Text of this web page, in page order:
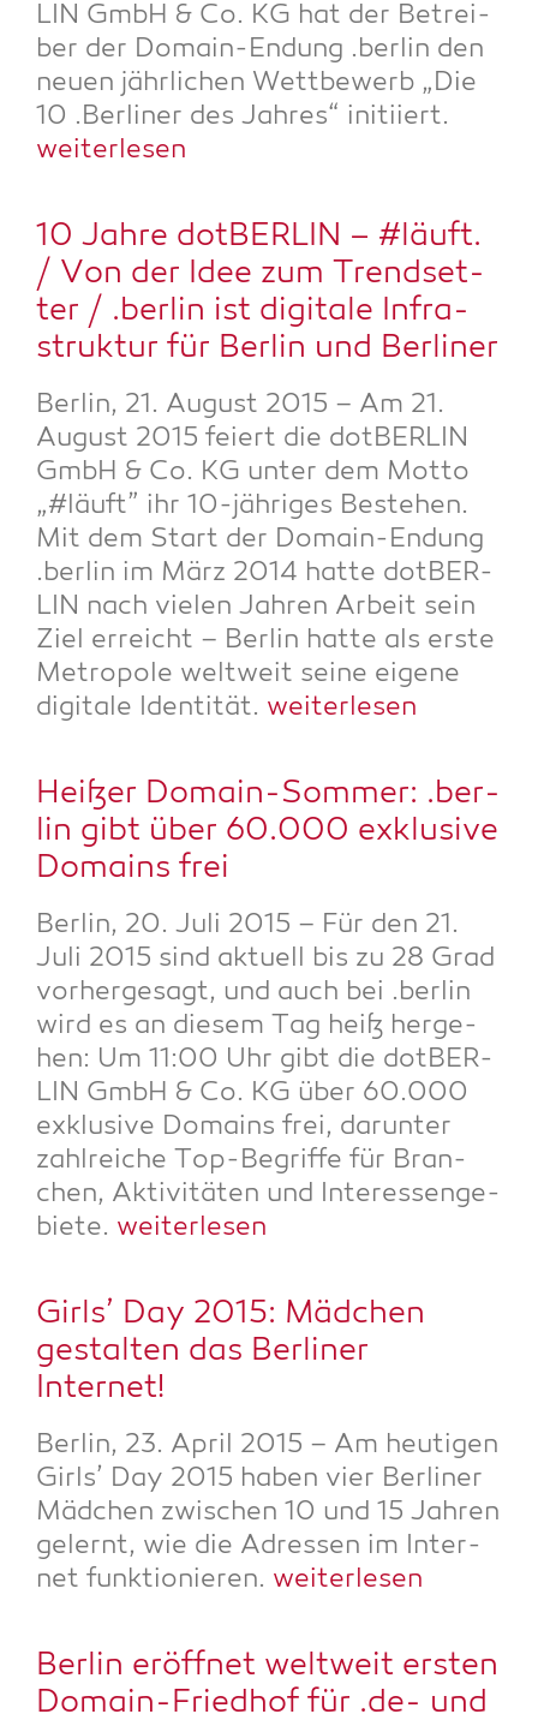
LIN GmbH & Co. KG hat der Betrei­
ber der Domain-Endung .ber­lin den
neu­en jähr­li­chen Wett­be­werb „Die
10 .Ber­li­ner des Jah­res“ initi­iert.
wei­ter­le­sen
10 Jah­re dot­BER­LIN – #läuft.
/ Von der Idee zum Trend­set­
ter / .ber­lin ist digi­ta­le Infra­
struk­tur für Ber­lin und Berliner
Ber­lin, 21. August 2015 – Am 21.
August 2015 fei­ert die dot­BER­LIN
GmbH & Co. KG unter dem Mot­to
„#läuft” ihr 10-jäh­ri­ges Bestehen.
Mit dem Start der Domain-Endung
.ber­lin im März 2014 hat­te dot­BER­
LIN nach vie­len Jah­ren Arbeit sein
Ziel erreicht – Ber­lin hat­te als ers­te
Metro­po­le welt­weit sei­ne eige­ne
digi­ta­le Iden­ti­tät. wei­ter­le­sen
Hei­ßer Domain-Som­mer: .ber­
lin gibt über 60.000 exklu­si­ve
Domains frei
Ber­lin, 20. Juli 2015 – Für den 21.
Juli 2015 sind aktu­ell bis zu 28 Grad
vor­her­ge­sagt, und auch bei .ber­lin
wird es an die­sem Tag heiß her­ge­
hen: Um 11:00 Uhr gibt die dot­BER­
LIN GmbH & Co. KG über 60.000
exklu­si­ve Domains frei, dar­un­ter
zahl­rei­che Top-Begrif­fe für Bran­
chen, Akti­vi­tä­ten und Inter­es­sen­ge­
bie­te. wei­ter­le­sen
Girls’ Day 2015: Mäd­chen
gestal­ten das Ber­li­ner
Internet!
Ber­lin, 23. April 2015 – Am heu­ti­gen
Girls’ Day 2015 haben vier Ber­li­ner
Mäd­chen zwi­schen 10 und 15 Jah­ren
gelernt, wie die Adres­sen im Inter­
net funk­tio­nie­ren. wei­ter­le­sen
Ber­lin eröff­net welt­weit ers­ten
Domain-Fried­hof für .de- und